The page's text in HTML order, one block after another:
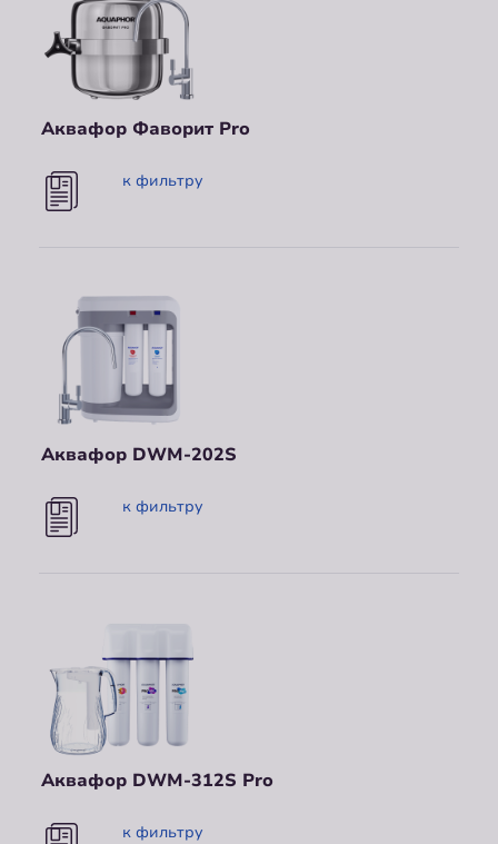
Аквафор Фаворит Pro
к фильтру
Аквафор DWM-202S
к фильтру
Аквафор DWM-312S Pro
к фильтру